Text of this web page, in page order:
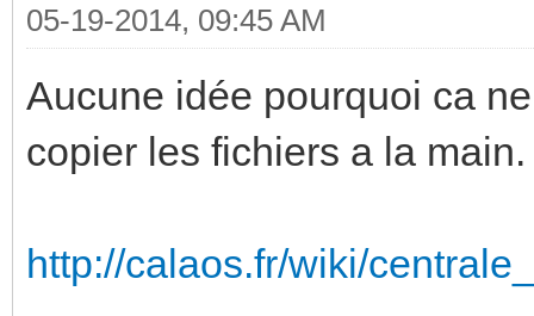
05-19-2014, 09:45 AM
Aucune idée pourquoi ca
copier les fichiers a la main.
http://calaos.fr/wiki/